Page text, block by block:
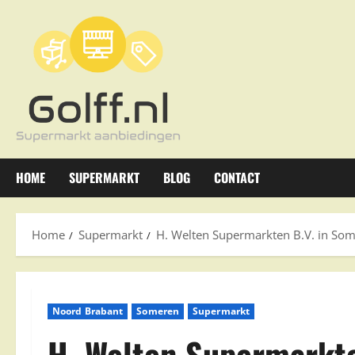
inhoud
HOME SUPERMARKT BLOG CONTACT
Home Supermarkt H. Welten Supermarkten B.V. in
Noord Brabant Someren Supermarkt